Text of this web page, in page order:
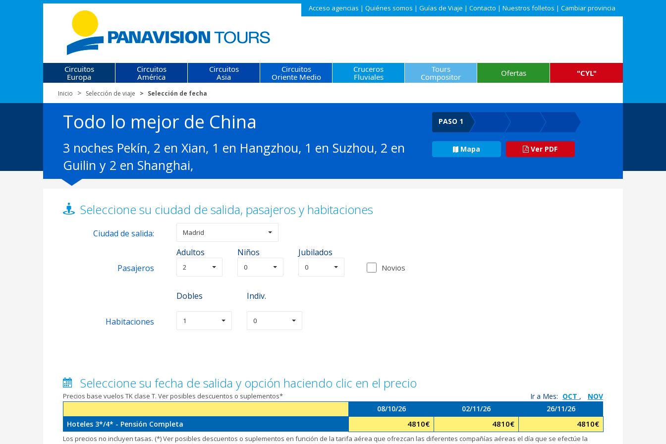
Acceso agencias | Quiénes somos | Guías de Viaje | Contacto | Nuestros folletos | Cambiar provincia
Circuitos
Europa
Circuitos
América
Circuitos
Asia
Circuitos
Oriente Medio
Cruceros
Fluviales
Tours
Compositor
Ofertas "CYL"
Inicio Selección de viaje Selección de fecha
Todo lo mejor de China
3 noches Pekín, 2 en Xian, 1 en Hangzhou, 1 en Suzhou, 2 en
Guilin y 2 en Shanghai,
PASO 1
Mapa Ver PDF
Seleccione su ciudad de salida, pasajeros y habitaciones
Ciudad de salida: Madrid
Adultos Niños
Jubilados
Pasajeros
2 0 0 Novios
Dobles Indiv.
Habitaciones 1 0
Seleccione su fecha de salida y opción haciendo clic en el precio
Precios base vuelos TK clase T. Ver posibles descuentos o suplementos* Ir a Mes: OCT ,
NOV
08/10/26
02/11/26
26/11/26
Hoteles 3*/4* - Pensión Completa
4810€ 4810€ 4810€
Los precios no incluyen tasas. (*) Ver posibles descuentos o suplementos en función de la tarifa aérea que ofrezcan las diferentes compañías aéreas el día que se efectúe la